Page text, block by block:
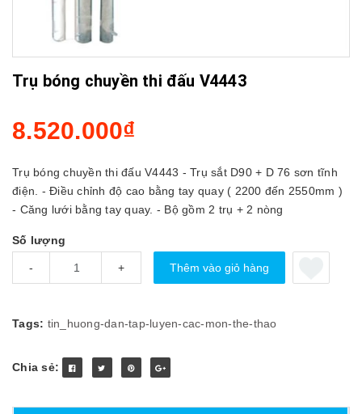
Trụ bóng chuyền thi đấu V4443
8.520.000₫
Trụ bóng chuyền thi đấu V4443 - Trụ sắt D90 + D 76 sơn tĩnh
điện. - Điều chỉnh độ cao bằng tay quay ( 2200 đến 2550mm )
- Căng lưới bằng tay quay. - Bộ gồm 2 trụ + 2 nòng
Số lượng
- + Thêm vào giỏ hàng
Tags: tin_huong-dan-tap-luyen-cac-mon-the-thao
Chia sẻ: